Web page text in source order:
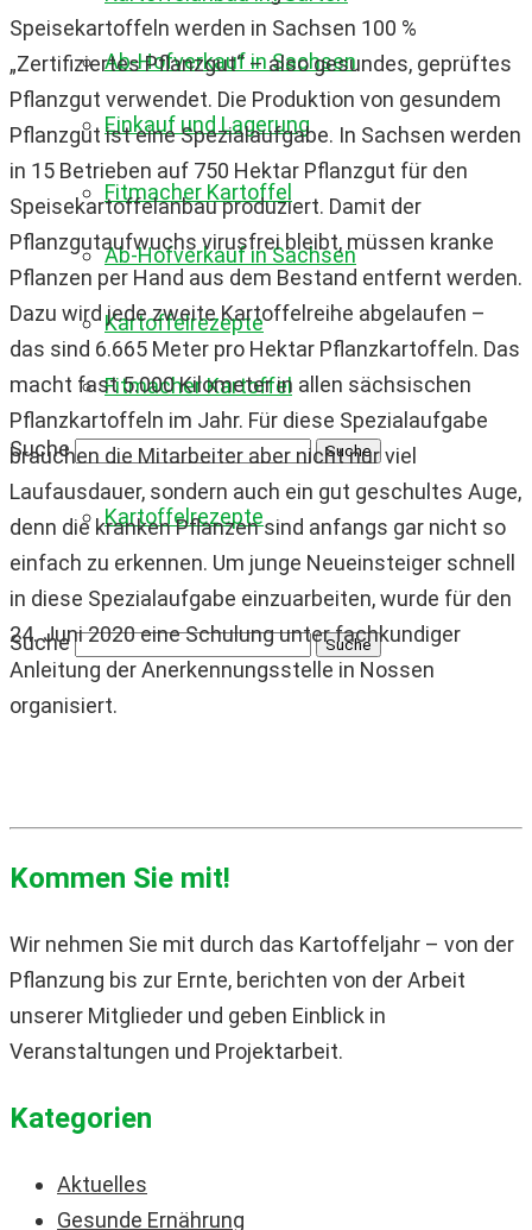
Ab-Hofverkauf in Sachsen
Fitmacher Kartoffel
Kartoffelrezepte
Suche
Einkauf und Lagerung
Ab-Hofverkauf in Sachsen
Fitmacher Kartoffel
Kartoffelrezepte
Suche
Speisekartoffeln werden in Sachsen 100 %
„Zertifiziertes Pflanzgut“ – also gesundes, geprüftes
Pflanzgut verwendet. Die Produktion von gesundem
Pflanzgut ist eine Spezialaufgabe. In Sachsen werden
in 15 Betrieben auf 750 Hektar Pflanzgut für den
Speisekartoffelanbau produziert. Damit der
Pflanzgutaufwuchs virusfrei bleibt, müssen kranke
Pflanzen per Hand aus dem Bestand entfernt werden.
Dazu wird jede zweite Kartoffelreihe abgelaufen –
das sind 6.665 Meter pro Hektar Pflanzkartoffeln. Das
macht fast 5.000 Kilometer in allen sächsischen
Pflanzkartoffeln im Jahr. Für diese Spezialaufgabe
brauchen die Mitarbeiter aber nicht nur viel
Laufausdauer, sondern auch ein gut geschultes Auge,
denn die kranken Pflanzen sind anfangs gar nicht so
einfach zu erkennen. Um junge Neueinsteiger schnell
in diese Spezialaufgabe einzuarbeiten, wurde für den
24. Juni 2020 eine Schulung unter fachkundiger
Anleitung der Anerkennungsstelle in Nossen
organisiert.
Kommen Sie mit!
Wir nehmen Sie mit durch das Kartoffeljahr – von der
Pflanzung bis zur Ernte, berichten von der Arbeit
unserer Mitglieder und geben Einblick in
Veranstaltungen und Projektarbeit.
Kategorien
Aktuelles
Gesunde Ernährung